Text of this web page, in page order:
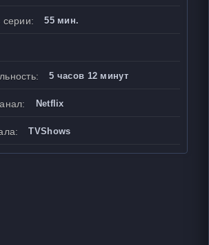
серии: 55 мин.
5 часов 12 минут
Netflix
TVShows